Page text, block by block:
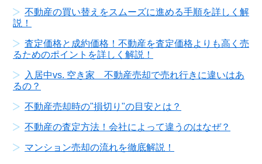
不動産の買い替えをスムーズに進める手順を詳しく解
説！
査定価格と成約価格！不動産を査定価格よりも高く売
るためのポイントを詳しく解説！
入居中vs. 空き家 不動産売却で売れ行きに違いはあ
るの？
不動産売却時の"損切り"の目安とは？
不動産の査定方法！会社によって違うのはなぜ？
マンション売却の流れを徹底解説！